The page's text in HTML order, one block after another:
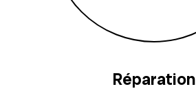
Réparation